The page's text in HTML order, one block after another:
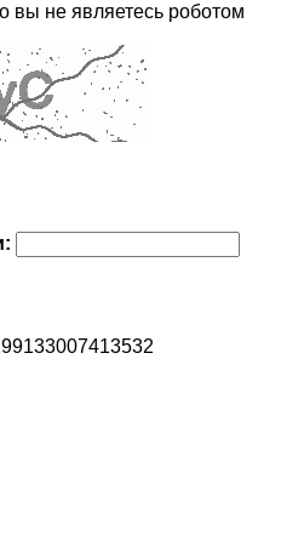
вы не являетесь роботом